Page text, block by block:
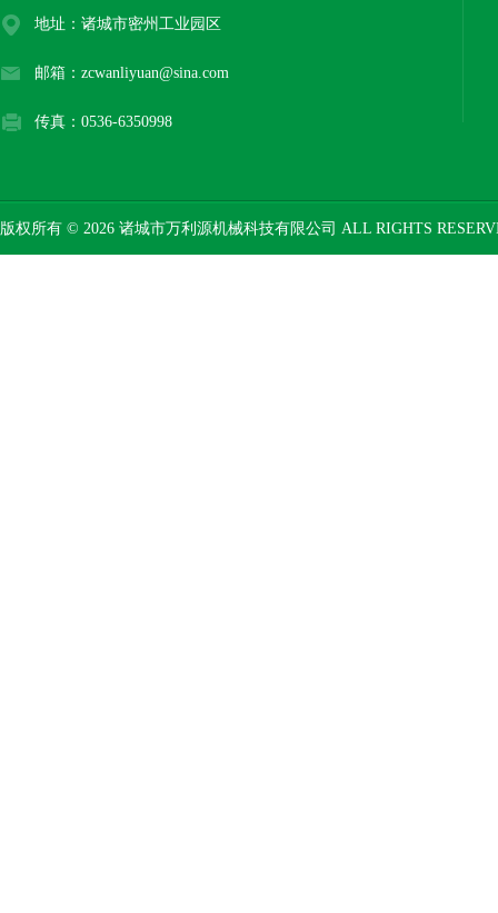
地址：诸城市密州工业园区
邮箱：zcwanliyuan@sina.com
传真：0536-6350998
版权所有 © 2026 诸城市万利源机械科技有限公司 ALL RIGHTS